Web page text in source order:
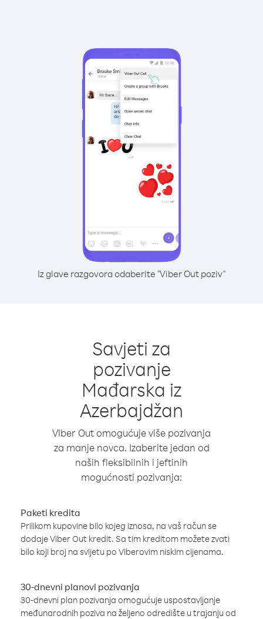
Iz glave razgovora odaberite "Viber Out poziv"
Savjeti za
pozivanje
Mađarska iz
Azerbajdžan
Viber Out omogućuje više pozivanja
za manje novca. Izaberite jedan od
naših fleksibilnih i jeftinih
mogućnosti pozivanja:
Paketi kredita
Prilikom kupovine bilo kojeg iznosa, na vaš račun se
dodaje Viber Out kredit. Sa tim kreditom možete zvati
bilo koji broj na svijetu po Viberovim niskim cijenama.
30-dnevni planovi pozivanja
30-dnevni plan pozivanja omogućuje uspostavljanje
međunarodnih poziva na željeno odredište u trajanju od